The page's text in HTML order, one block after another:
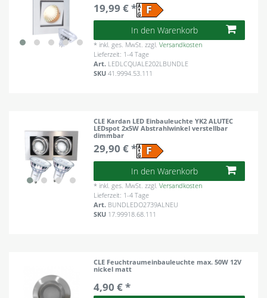
19,99 € *
In den Warenkorb
* inkl. ges. MwSt. zzgl.Versandkosten
Lieferzeit: 1-4 Tage
Art. LEDLCQUALE202LBUNDLE
SKU41.9994.53.111
CLE Kardan LED Einbauleuchte YK2 ALUTEC
LEDspot 2x5W Abstrahlwinkel verstellbar
dimmbar
29,90 € *
In den Warenkorb
* inkl. ges. MwSt. zzgl.Versandkosten
Lieferzeit: 1-4 Tage
Art. BUNDLEDO2739ALNEU
SKU 17.99918.68.111
CLE Feuchtraumeinbauleuchte max. 50W 12V
nickel matt
4,90 € *